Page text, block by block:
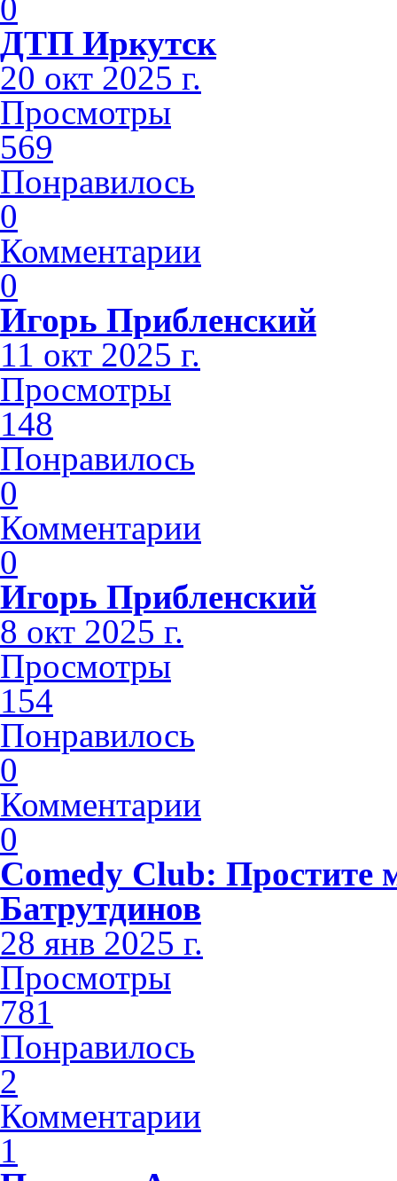
0
ДТП Иркутск
20 окт 2025 г.
Просмотры
569
Понравилось
0
Комментарии
0
Игорь Прибленский
11 окт 2025 г.
Просмотры
148
Понравилось
0
Комментарии
0
Игорь Прибленский
8 окт 2025 г.
Просмотры
154
Понравилось
0
Комментарии
0
Comedy Club:
Батрутдинов
28 янв 2025 г.
Просмотры
781
Понравилось
2
Комментарии
1